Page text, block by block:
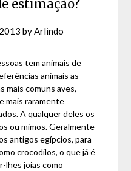
estimação?
byArlindo
tem animais de
animais as
mais comuns aves,
mais raramente
A qualquer deles os
ou mimos. Geralmente
antigos egípcios, para
crocodilos, o que já é
lhes joias como